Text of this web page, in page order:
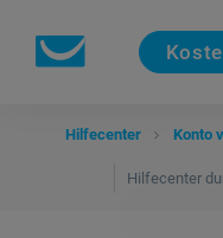
Hilfecenter Konto